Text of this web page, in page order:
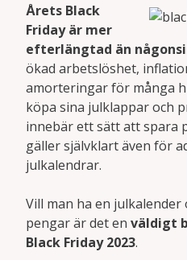
Årets Black
Friday är mer
efterlängtad än
ökad arbetslöshet,
amorteringar för många
köpa sina julklappar och
innebär ett sätt att spara
gäller självklart även för
julkalendrar.
Vill man ha en
pengar är det en väldigt
Black Friday 2023.